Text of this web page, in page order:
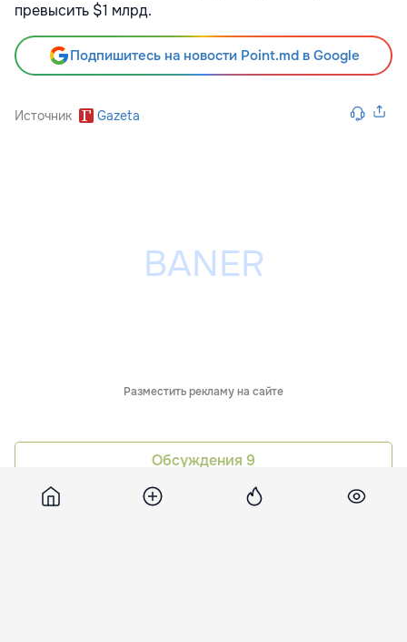
превысить $1 млрд.
Подпишитесь на новости Point.md в Google
Источник Gazeta
Разместить рекламу на сайте
Обсуждения 9